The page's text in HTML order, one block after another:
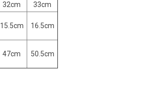
32cm 33cm
15.5cm 16.5cm
47cm 50.5cm